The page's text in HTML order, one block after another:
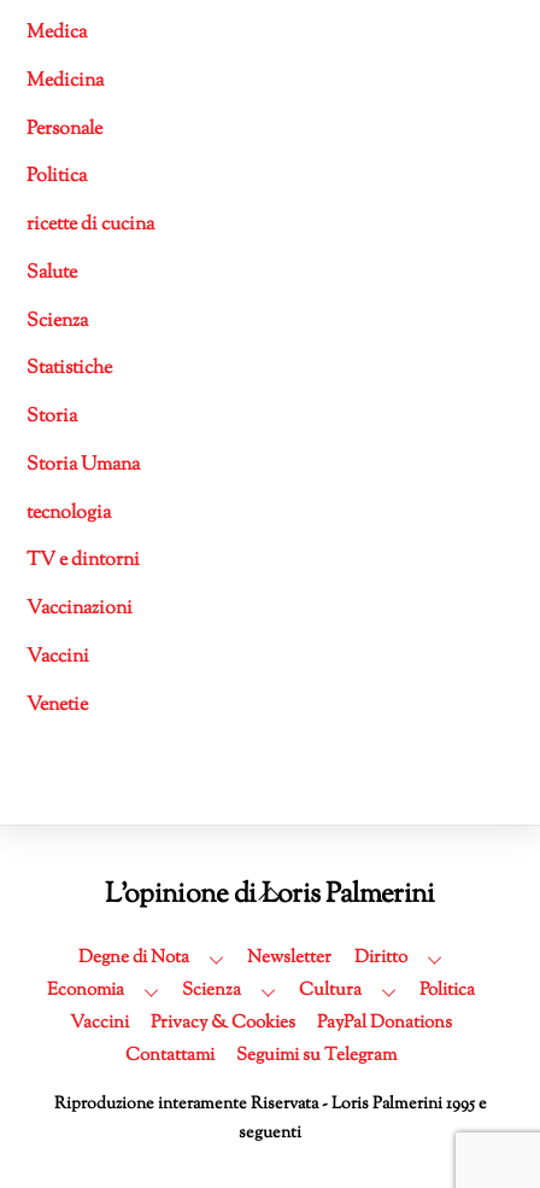
Medica
Medicina
Personale
Politica
ricette di cucina
Salute
Scienza
Statistiche
Storia
Storia Umana
tecnologia
TV e dintorni
Vaccinazioni
Vaccini
Venetie
Back
Top
L'opinione di Loris Palmerini
Degne di Nota Newsletter
Diritto
Economia
Scienza Cultura
Politica
Vaccini
Privacy & Cookies
PayPal Donations
Contattami
Seguimi su Telegram
Riproduzione interamente Riservata - Loris Palmerini 1995 e
seguenti